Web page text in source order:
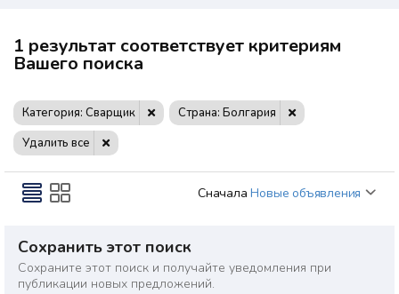
1 результат соответствует критериям
Вашего поиска
Категория: Сварщик
Страна: Болгария
Удалить все
Сначала Новые объявления
Сохранить этот поиск
Сохраните этот поиск и получайте уведомления при
публикации новых предложений.